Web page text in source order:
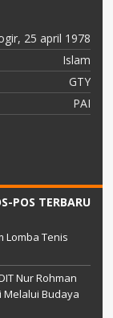
25 april 1978
Islam
GTY
PAI
POS TERBARU
Lomba Tenis
Nur Rohman
Melalui Budaya